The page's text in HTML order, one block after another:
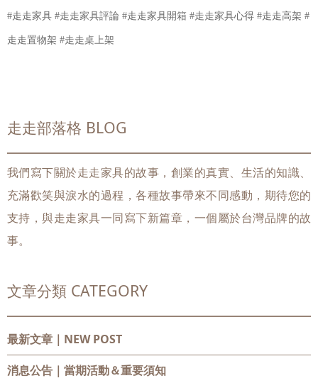
#走走家具 #走走家具評論 #走走家具開箱 #走走家具心得 #走走高架 #
走走置物架 #走走桌上架
走走部落格 BLOG
我們寫下關於走走家具的故事，創業的真實、生活的知識、
充滿歡笑與淚水的過程，各種故事帶來不同感動，期待您的
支持，與走走家具一同寫下新篇章，一個屬於台灣品牌的故
事。
文章分類 CATEGORY
最新文章｜NEW POST
消息公告 ｜當期活動＆重要須知